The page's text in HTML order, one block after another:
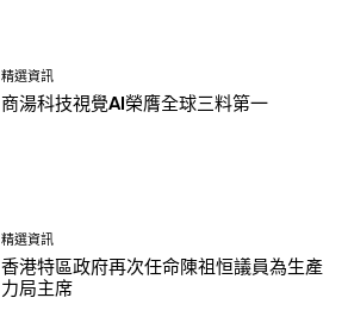
精選資訊
商湯科技視覺AI榮膺全球三料第一
精選資訊
香港特區政府再次任命陳祖恒議員為生產
力局主席